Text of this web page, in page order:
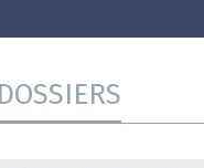
DOSSIERS